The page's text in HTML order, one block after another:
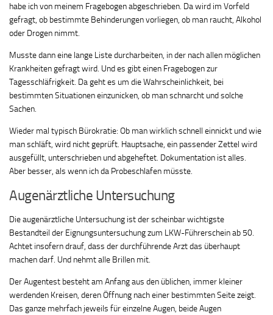
habe ich von meinem Fragebogen abgeschrieben. Da wird im Vorfeld
gefragt, ob bestimmte Behinderungen vorliegen, ob man raucht, Alkohol
oder Drogen nimmt.
Musste dann eine lange Liste durcharbeiten, in der nach allen möglichen
Krankheiten gefragt wird. Und es gibt einen Fragebogen zur
Tagesschläfrigkeit. Da geht es um die Wahrscheinlichkeit, bei
bestimmten Situationen einzunicken, ob man schnarcht und solche
Sachen.
Wieder mal typisch Bürokratie: Ob man wirklich schnell einnickt und wie
man schläft, wird nicht geprüft. Hauptsache, ein passender Zettel wird
ausgefüllt, unterschrieben und abgeheftet. Dokumentation ist alles.
Aber besser, als wenn ich da Probeschlafen müsste.
Augenärztliche Untersuchung
Die augenärztliche Untersuchung ist der scheinbar wichtigste
Bestandteil der Eignungsuntersuchung zum LKW-Führerschein ab 50.
Achtet insofern drauf, dass der durchführende Arzt das überhaupt
machen darf. Und nehmt alle Brillen mit.
Der Augentest besteht am Anfang aus den üblichen, immer kleiner
werdenden Kreisen, deren Öffnung nach einer bestimmten Seite zeigt.
Das ganze mehrfach jeweils für einzelne Augen, beide Augen